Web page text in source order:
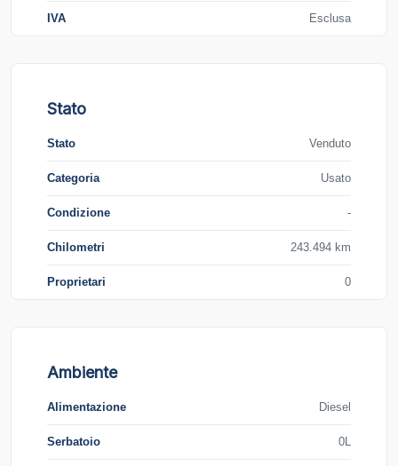
IVA Esclusa
Stato
Stato Venduto
Categoria Usato
Condizione -
Chilometri 243.494 km
Proprietari 0
Ambiente
Alimentazione Diesel
Serbatoio 0L